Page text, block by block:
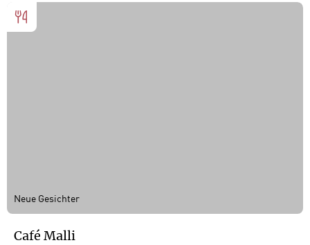
Neue Gesichter
Café Malli